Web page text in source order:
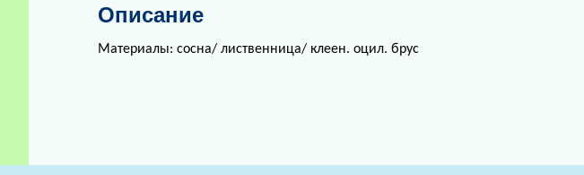
Описание
Материалы: сосна/ лиственница/ клеен. оцил. брус